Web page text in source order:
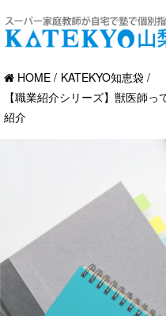
HOME
KATEKYO知恵袋
【職業紹介シリーズ】獣医師
紹介